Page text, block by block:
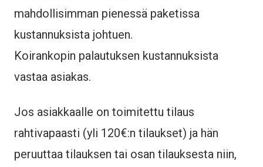
mahdollisimman pienessä paketissa
kustannuksista johtuen.
Koirankopin palautuksen kustannuksista
vastaa asiakas.
Jos asiakkaalle on toimitettu tilaus
rahtivapaasti (yli 120€:n tilaukset) ja hän
peruuttaa tilauksen tai osan tilauksesta niin,